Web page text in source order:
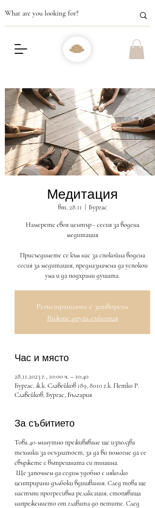
Медитация
вт, 28.11 Бургас
Намерете своя център - сесия за водена
медитация
Присъединете се към нас за спокойна водена
сесия за медитация, предназначена да успокои
ума и да подхрани душата.
Регистрацията е затворена
Вижте други събития
Час и място
28.11.2023 г., 10:00 ч. – 10:40
Бургас, ж.к. Славейков 189, 8010 г.к. Петко Р.
Славейков, Бургас, България
За събитието
Това 40-минутно преживяване ще използва
техники за осъзнатост, за да ви помогне да се
свържете с вътрешната си тишина.
центрирани дълбоки вдишвания. След това ще
настъпи прогресивна релаксация, стопяваща
напрежението от главата до петите. След